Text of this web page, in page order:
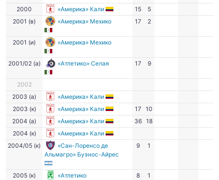
2000 «Америка» Кали 15
5
2001 (в)
«Америка» Мехико 17 2
2001 (и) «Америка» Мехико
2001/02 (а) «Атлетико» Селая 17 9
2002
2003 (а)
«Америка» Кали
2003 (к)
«Америка» Кали 17
10
2004 (а)
«Америка» Кали 36 18
2004 (к)
«Америка» Кали
2004/05 (к)
«Сан-Лоренсо де
Альмагро» Буэнос-Айрес
9 1
2005 (к)
«Атлетико
8 1